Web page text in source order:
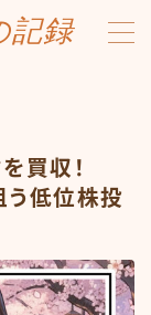
記録
買収！
う低位株投